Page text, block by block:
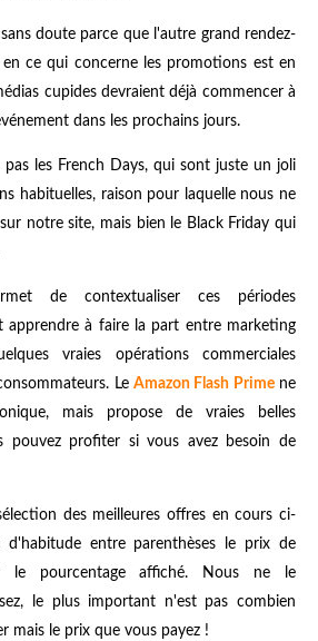
doute parce que l'autre grand rendez-
ce qui concerne les promotions est en
cupides devraient déjà commencer à
dans les prochains jours.
les French Days, qui sont juste un joli
habituelles, raison pour laquelle nous ne
notre site, mais bien le Black Friday qui
de contextualiser ces périodes
apprendre à faire la part entre marketing
vraies opérations commerciales
Le Amazon Flash Primene
mais propose de vraies belles
pouvez profiter si vous avez besoin de
des meilleures offres en cours ci-
d'habitude entre parenthèses le prix de
le pourcentage affiché. Nous ne le
le plus important n'est pas combien
mais le prix que vous payez !